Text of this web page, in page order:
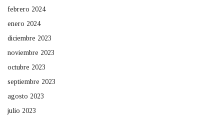
febrero 2024
enero 2024
diciembre 2023
noviembre 2023
octubre 2023
septiembre 2023
agosto 2023
julio 2023